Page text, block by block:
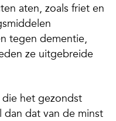
aten, zoals friet en
tegen dementie,
ze uitgebreide
het gezondst
dan dat van de minst